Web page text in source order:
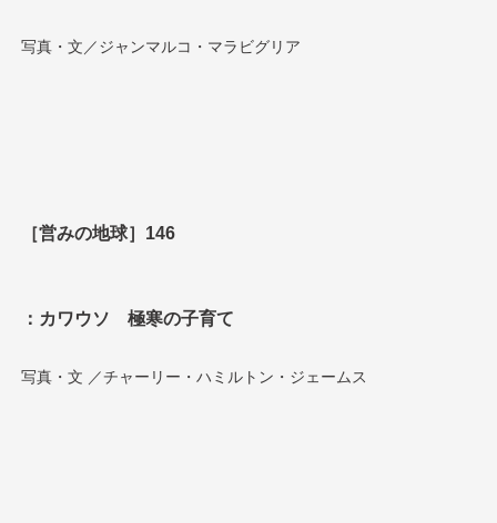
写真・文／ジャンマルコ・マラビグリア
［営みの地球］146
：カワウソ 極寒の子育て
写真・文 ／チャーリー・ハミルトン・ジェームス